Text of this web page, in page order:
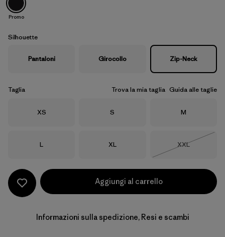
Promo
Silhouette
Pantaloni Girocollo Zip-Neck
Taglia Trova la mia taglia Guida alle taglie
Taglia
XS Taglia
S Taglia
M
Taglia
L Taglia
XL Taglia
XXL
Aggiungi al carrello
Informazioni sulla spedizione, Resi e scambi